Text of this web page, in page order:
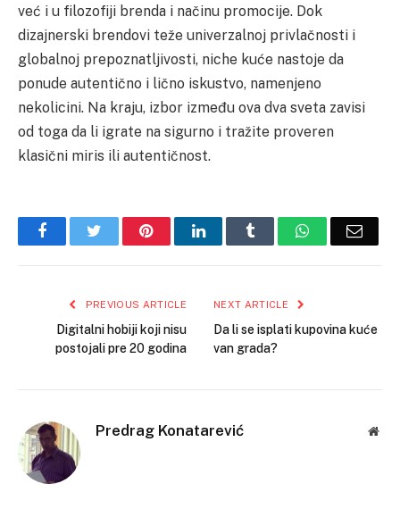
već i u filozofiji brenda i načinu promocije. Dok
dizajnerski brendovi teže univerzalnoj privlačnosti i
globalnoj prepoznatljivosti, niche kuće nastoje da
ponude autentično i lično iskustvo, namenjeno
nekolicini. Na kraju, izbor između ova dva sveta zavisi
od toga da li igrate na sigurno i tražite proveren
klasični miris ili autentičnost.
FacebookTwitter PinterestLinkedInTumblr WhatsAppEmail
PREVIOUS ARTICLE
Digitalni hobiji koji nisu
postojali pre 20 godina
NEXT ARTICLE
Da li se isplati kupovina kuće
van grada?
Predrag Konatarević